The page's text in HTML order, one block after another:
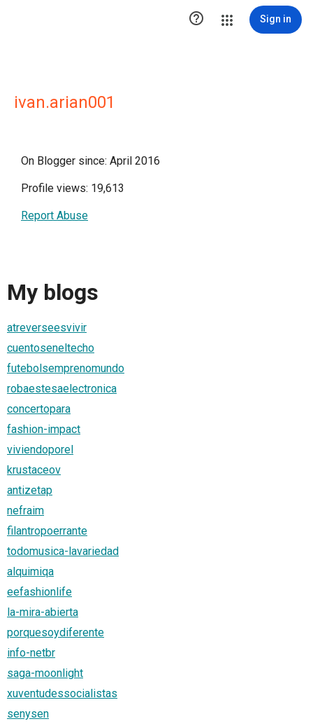
 Sign in
ivan.arian001
On Blogger since: April 2016
Profile views: 19,613
Report Abuse
My blogs
atreverseesvivir
cuentoseneltecho
futebolsemprenomundo
robaestesaelectronica
concertopara
fashion-impact
viviendoporel
krustaceov
antizetap
nefraim
filantropoerrante
todomusica-lavariedad
alquimiqa
eefashionlife
la-mira-abierta
porquesoydiferente
info-netbr
saga-moonlight
xuventudessocialistas
senysen